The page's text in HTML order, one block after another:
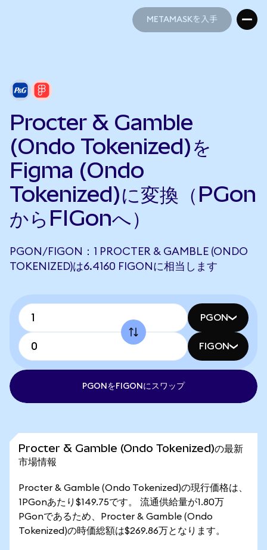
METAMASKを入手
Procter & Gamble
(Ondo Tokenized)を
Figma (Ondo
Tokenized)に変換（PGon
からFIGonへ）
PGON/FIGON：1 PROCTER & GAMBLE (ONDO
TOKENIZED)は6.4160 FIGONに相当します
PGON
FIGON
PGONをFIGONにスワップ
Procter & Gamble (Ondo Tokenized)の最新
市場情報
Procter & Gamble (Ondo Tokenized)の現行価格は、
1PGonあたり$149.75です。 流通供給量が1.80万
PGonであるため、Procter & Gamble (Ondo
Tokenized)の時価総額は$269.86万となります。